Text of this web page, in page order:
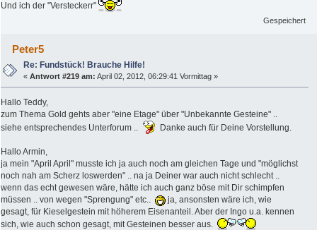
Und ich der "Versteckerr"
Gespeichert
Peter5
Re: Fundstück! Brauche Hilfe!
«Antwort #219 am: April 02, 2012, 06:29:41 Vormittag »
Hallo Teddy,
zum Thema Gold gehts aber "eine Etage" über "Unbekannte Gesteine" ..
siehe entsprechendes Unterforum ..
Danke auch für Deine Vorstellung.
Hallo Armin,
ja mein "April April" musste ich ja auch noch am gleichen Tage und "möglichst
noch nah am Scherz loswerden" .. na ja Deiner war auch nicht schlecht ..
wenn das echt gewesen wäre, hätte ich auch ganz böse mit Dir schimpfen
müssen .. von wegen "Sprengung" etc..
ja, ansonsten wäre ich, wie
gesagt, für Kieselgestein mit höherem Eisenanteil. Aber der Ingo u.a. kennen
sich, wie auch schon gesagt, mit Gesteinen besser aus.